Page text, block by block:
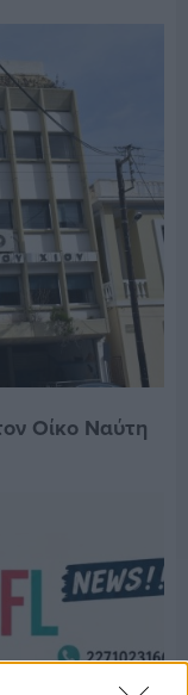
Οίκο Ναύτη